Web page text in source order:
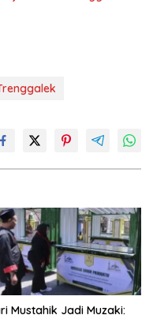
Mustahik Jadi Muzaki: